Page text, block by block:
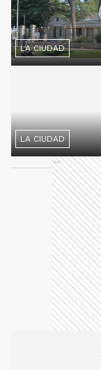
LA CIUDAD